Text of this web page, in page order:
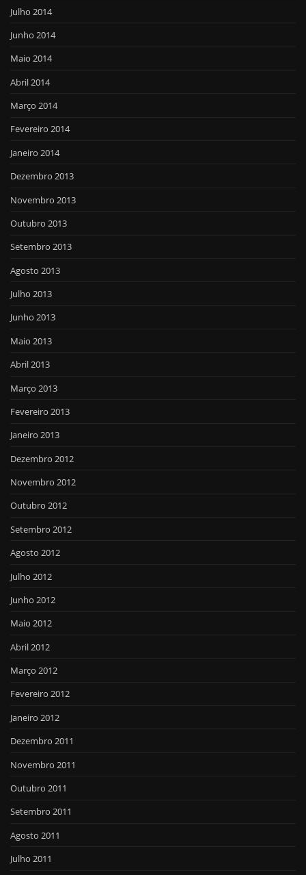
Julho 2014
Junho 2014
Maio 2014
Abril 2014
Março 2014
Fevereiro 2014
Janeiro 2014
Dezembro 2013
Novembro 2013
Outubro 2013
Setembro 2013
Agosto 2013
Julho 2013
Junho 2013
Maio 2013
Abril 2013
Março 2013
Fevereiro 2013
Janeiro 2013
Dezembro 2012
Novembro 2012
Outubro 2012
Setembro 2012
Agosto 2012
Julho 2012
Junho 2012
Maio 2012
Abril 2012
Março 2012
Fevereiro 2012
Janeiro 2012
Dezembro 2011
Novembro 2011
Outubro 2011
Setembro 2011
Agosto 2011
Julho 2011